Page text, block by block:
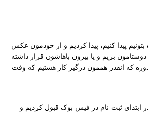
پیدا کنیم، پیدا کردیم و از خودمون عکس
بریم و یا بیرون باهاشون قرار داشته
که انقدر هممون درگیر کار هستیم که وقت
ثبت نام در فیس بوک قبول کردیم و